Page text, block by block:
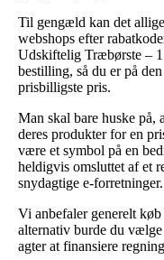
Til gengæld kan det
webshops efter
Udskiftelig Træbørste –
bestilling, så du er på
prisbilligste pris.
Man skal bare huske på,
deres produkter for en
være et symbol på en
heldigvis omsluttet af et
snydagtige e-forretninger.
Vi anbefaler generelt
alternativ burde du
agter at finansiere